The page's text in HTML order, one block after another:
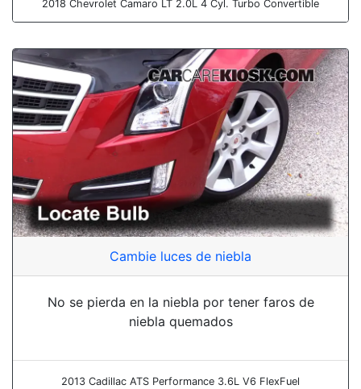
2018 Chevrolet Camaro LT 2.0L 4 Cyl. Turbo Convertible
Cambie luces de niebla
No se pierda en la niebla por tener faros de
niebla quemados
2013 Cadillac ATS Performance 3.6L V6 FlexFuel